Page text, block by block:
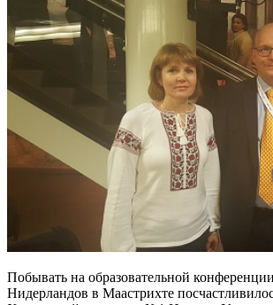
Побывать на образовательной
Нидерландов в Маастрихте